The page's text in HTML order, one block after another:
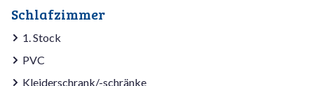
Schlafzimmer
1. Stock
PVC
Kleiderschrank/-schränke